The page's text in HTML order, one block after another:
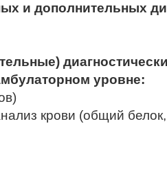
и дополнительных
уровне:
крови (общий